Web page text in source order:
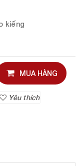
kiếng
MUA HÀNG
Yêu thích